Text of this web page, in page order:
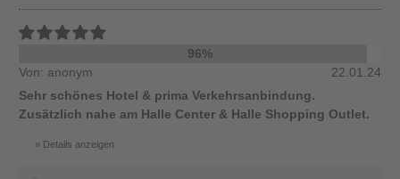
96%
Von: anonym
22.01.24
Sehr schönes Hotel & prima Verkehrsanbindung.
Zusätzlich nahe am Halle Center & Halle Shopping Outlet.
Details anzeigen